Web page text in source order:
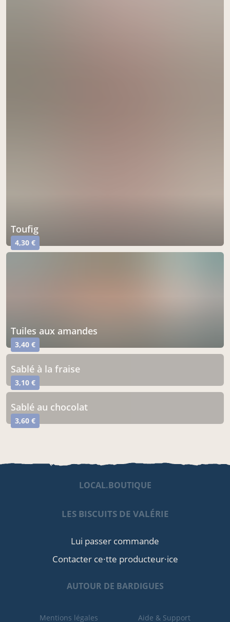
Toufig
4,30 €
tuiles aux amandes
3,40 €
sablé à la fraise
3,10 €
sablé au chocolat
3,60 €
LOCAL.BOUTIQUE
LES BISCUITS DE VALÉRIE
Lui passer commande
Contacter ce·tte producteur·ice
AUTOUR DE BARDIGUES
Mentions légales Aide & Support